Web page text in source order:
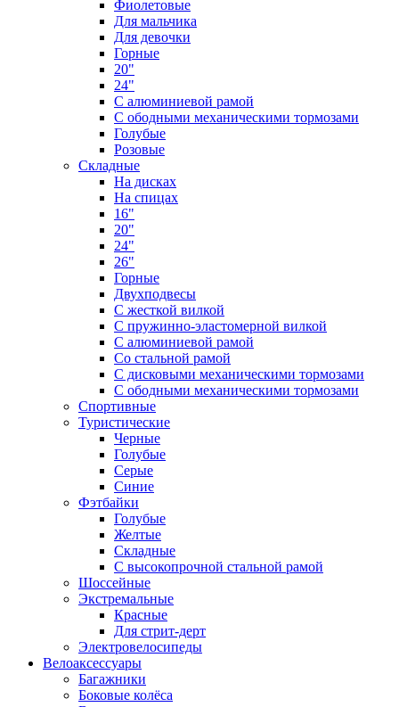
Фиолетовые
Для мальчика
Для девочки
Горные
20"
24"
С алюминиевой рамой
С ободными механическими тормозами
Голубые
Розовые
Складные
На дисках
На спицах
16"
20"
24"
26"
Горные
Двухподвесы
С жесткой вилкой
С пружинно-эластомерной вилкой
С алюминиевой рамой
Со стальной рамой
С дисковыми механическими тормозами
С ободными механическими тормозами
Спортивные
Туристические
Черные
Голубые
Серые
Синие
Фэтбайки
Голубые
Желтые
Складные
С высокопрочной стальной рамой
Шоссейные
Экстремальные
Красные
Для стрит-дерт
Электровелосипеды
Велоаксессуары
Багажники
Боковые колёса